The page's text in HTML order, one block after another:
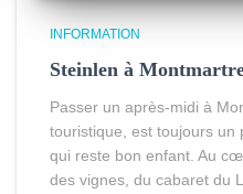
INFORMATION
Steinlen à
Passer un après-midi à
touristique, est toujours un
qui reste bon enfant. Au
des vignes, du cabaret du